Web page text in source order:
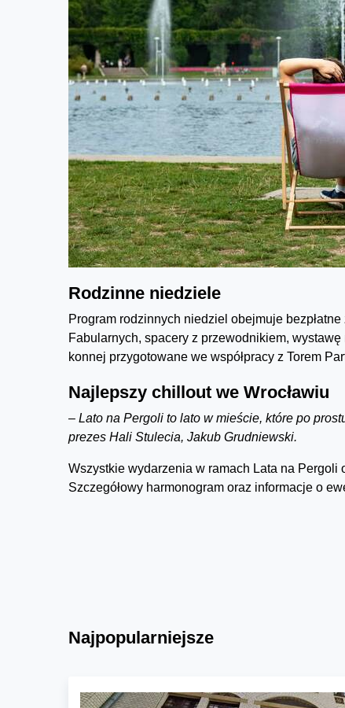
Rodzinne niedziele
Program rodzinnych niedziel obejmuje
Fabularnych, spacery z przewodnikiem,
konnej przygotowane we współpracy z Torem
Najlepszy chillout we Wrocławiu
– Lato na Pergoli to lato w mieście, które po
prezes Hali Stulecia, Jakub Grudniewski.
Wszystkie wydarzenia w ramach Lata na Pergoli
Szczegółowy harmonogram oraz informacje o
Najpopularniejsze